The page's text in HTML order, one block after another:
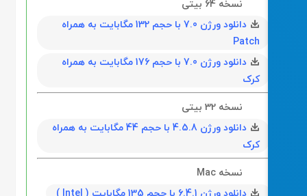
دانلود ورژن 7.0 با حجم 132 مگابايت به همراه
دانلود ورژن 7.0 با حجم 176 مگابايت به همراه
دانلود ورژن 4.5.8 با حجم 44 مگابايت به همراه